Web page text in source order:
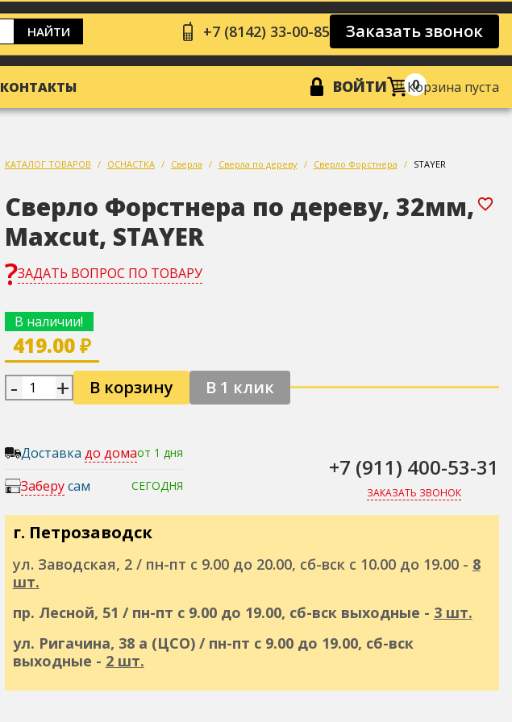
НАЙТИ +7 (8142) 33-00-85 Заказать звонок
КОНТАКТЫ ВОЙТИ 0
Корзина пуста
КАТАЛОГ ТОВАРОВ ОСНАСТКА Сверла Сверла по дереву Сверло Форстнера STAYER
Сверло Форстнера по дереву, 32мм,
Maxcut, STAYER
ЗАДАТЬ ВОПРОС ПО ТОВАРУ
В наличии!
419.00 ₽
- + В корзину В 1 клик
Доставка до домаот 1 дня
Заберусам СЕГОДНЯ
+7 (911) 400-53-31
ЗАКАЗАТЬ ЗВОНОК
г. Петрозаводск
ул. Заводская, 2 / пн-пт с 9.00 до 20.00, сб-вск с 10.00 до 19.00 - 8
шт.
пр. Лесной, 51 / пн-пт с 9.00 до 19.00, сб-вск выходные - 3 шт.
ул. Ригачина, 38 а (ЦСО) / пн-пт с 9.00 до 19.00, сб-вск
выходные - 2 шт.